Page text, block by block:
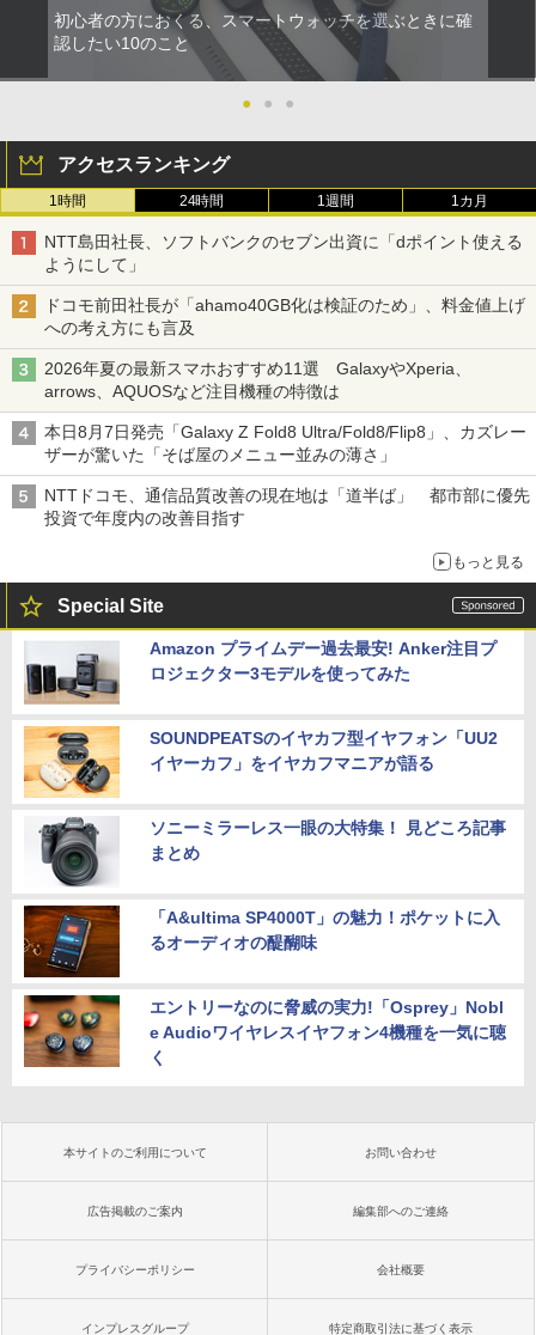
初心者の方におくる、スマートウォッチを選ぶときに確
認したい10のこと
● ● ●
アクセスランキング
1時間 24時間 1週間 1カ月
NTT島田社長、ソフトバンクのセブン出資に「dポイント使える
ようにして」
ドコモ前田社長が「ahamo40GB化は検証のため」、料金値上げ
への考え方にも言及
2026年夏の最新スマホおすすめ11選 GalaxyやXperia、
arrows、AQUOSなど注目機種の特徴は
本日8月7日発売「Galaxy Z Fold8 Ultra/Fold8/Flip8」、カズレー
ザーが驚いた「そば屋のメニュー並みの薄さ」
NTTドコモ、通信品質改善の現在地は「道半ば」 都市部に優先
投資で年度内の改善目指す
もっと見る
Special Site
Amazon プライムデー過去最安! Anker注目プ
ロジェクター3モデルを使ってみた
SOUNDPEATSのイヤカフ型イヤフォン「UU2
イヤーカフ」をイヤカフマニアが語る
ソニーミラーレス一眼の大特集！ 見どころ記事
まとめ
「A&ultima SP4000T」の魅力！ポケットに入
るオーディオの醍醐味
エントリーなのに脅威の実力!「Osprey」Nobl
e Audioワイヤレスイヤフォン4機種を一気に聴
く
本サイトのご利用について お問い合わせ
広告掲載のご案内 編集部へのご連絡
プライバシーポリシー 会社概要
インプレスグループ 特定商取引法に基づく表示